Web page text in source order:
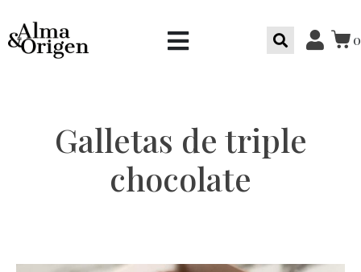
0
Galletas de triple
chocolate